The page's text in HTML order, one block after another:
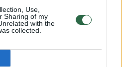
Use,
Sharing of my
with the
collected.
Vakarinis aplinkkelis: